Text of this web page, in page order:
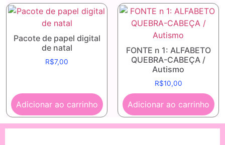
Pacote de papel digital
de natal
R$7,00
Adicionar ao carrinho
FONTE n 1: ALFABETO
QUEBRA-CABEÇA /
Autismo
R$10,00
Adicionar ao carrinho